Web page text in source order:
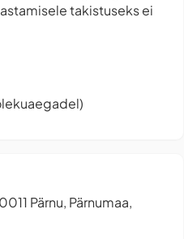
takistuseks ei
Pärnu, Pärnumaa,